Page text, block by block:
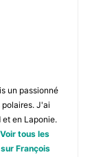
un passionné
J'ai
et en Laponie.
Voir tous les
François